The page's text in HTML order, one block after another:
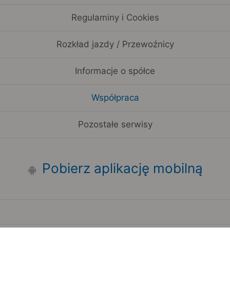
Regulaminy i Cookies
Rozkład jazdy / Przewoźnicy
Informacje o spółce
Współpraca
Pozostałe serwisy
Pobierz aplikację mobilną